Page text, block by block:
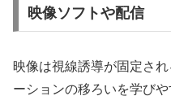
映像ソフトや配信
映像は視線誘導が固定さ
ーションの移ろいを学び